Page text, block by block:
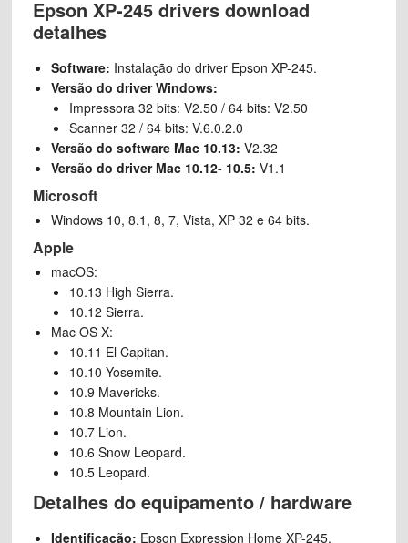
Epson XP-245 drivers download
detalhes
Software: Instalação do driver Epson XP-245.
Versão do driver Windows:
Impressora 32 bits: V2.50 / 64 bits: V2.50
Scanner 32 / 64 bits: V.6.0.2.0
Versão do software Mac 10.13: V2.32
Versão do driver Mac 10.12- 10.5: V1.1
Microsoft
Windows 10, 8.1, 8, 7, Vista, XP 32 e 64 bits.
Apple
macOS:
10.13 High Sierra.
10.12 Sierra.
Mac OS X:
10.11 El Capitan.
10.10 Yosemite.
10.9 Mavericks.
10.8 Mountain Lion.
10.7 Lion.
10.6 Snow Leopard.
10.5 Leopard.
Detalhes do equipamento / hardware
Identificação: Epson Expression Home XP-245.